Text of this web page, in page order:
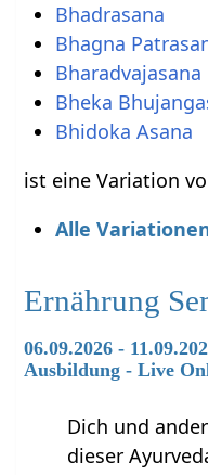
Bhadrasana
Bhagna
Bharadvajasana
Bheka
Bhidoka Asana
ist eine Variation
Alle
Ernährung
06.09.2026 -
Ausbildung - Live
Dich und
dieser